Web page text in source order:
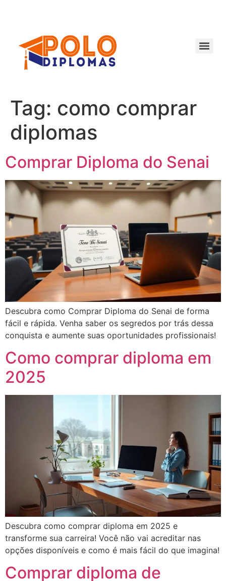
conteúdo
Tag: como comprar
diplomas
Comprar Diploma do Senai
Descubra como Comprar Diploma do Senai de forma
fácil e rápida. Venha saber os segredos por trás dessa
conquista e aumente suas oportunidades profissionais!
Como comprar diploma em
2025
Descubra como comprar diploma em 2025 e
transforme sua carreira! Você não vai acreditar nas
opções disponíveis e como é mais fácil do que imagina!
Comprar diploma de